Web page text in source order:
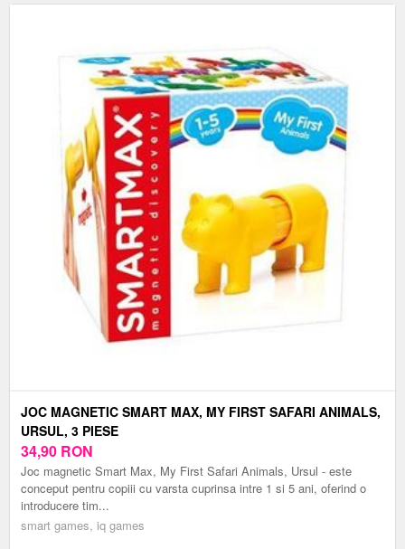
JOC MAGNETIC SMART MAX, MY FIRST SAFARI ANIMALS,
URSUL, 3 PIESE
34,90 RON
Joc magnetic Smart Max, My First Safari Animals, Ursul - este
conceput pentru copiii cu varsta cuprinsa intre 1 si 5 ani, oferind o
introducere tim...
smart games, iq games